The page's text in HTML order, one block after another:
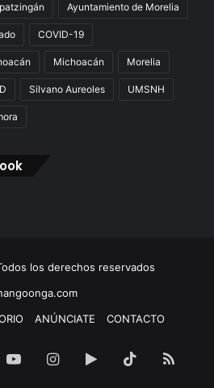
Ayuntamiento de Morelia
COVID-19
Michoacán Morelia
Silvano Aureoles UMSNH
los derechos reservados
ANÚNCIATE CONTACTO
YouTubeInstagram
Google TikTokRSS